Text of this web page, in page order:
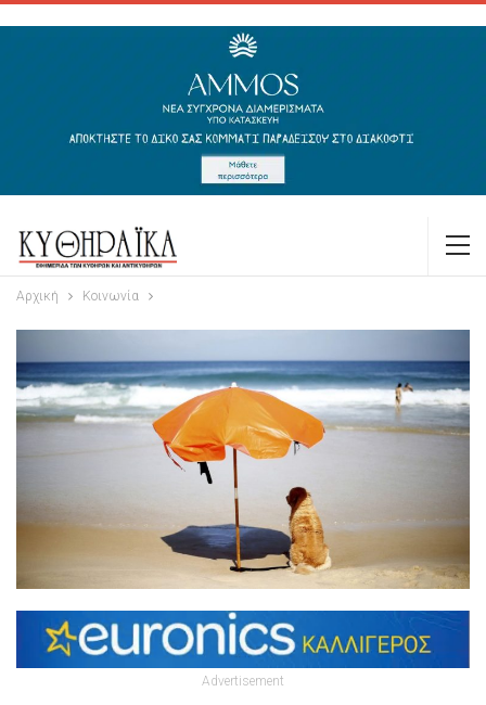
Αρχική Κοινωνία
Advertisement